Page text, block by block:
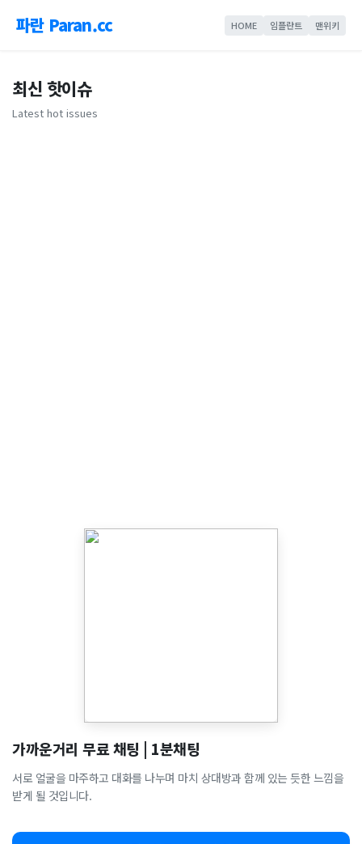
파란 Paran.cc HOME 임플란트 맨위키
최신 핫이슈
Latest hot issues
가까운거리 무료 채팅 | 1분채팅
서로 얼굴을 마주하고 대화를 나누며 마치 상대방과 함께 있는 듯한 느낌을
받게 될 것입니다.